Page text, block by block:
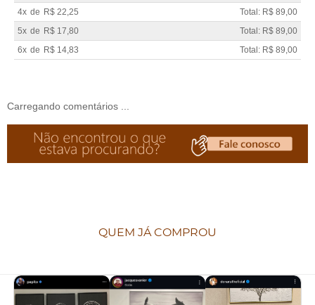
4x de R$ 22,25
Total: R$ 89,00
5x de R$ 17,80
Total: R$ 89,00
6x de R$ 14,83 Total: R$ 89,00
Carregando comentários ...
QUEM JÁ COMPROU